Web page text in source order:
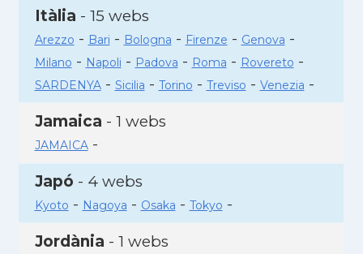
Itàlia - 15 webs
Arezzo - Bari - Bologna - Firenze - Genova -
Milano - Napoli - Padova - Roma - Rovereto -
SARDENYA- Sicilia - Torino - Treviso - Venezia -
Jamaica - 1 webs
JAMAICA-
Japó - 4 webs
Kyoto - Nagoya - Osaka - Tokyo -
Jordània - 1 webs